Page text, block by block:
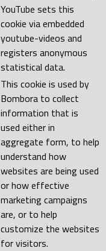
YouTube sets this
cookie via embedded
youtube-videos and
registers anonymous
statistical data.
This cookie is used by
Bombora to collect
information that is
used either in
aggregate form, to help
understand how
websites are being used
or how effective
marketing campaigns
are, or to help
customize the websites
for visitors.